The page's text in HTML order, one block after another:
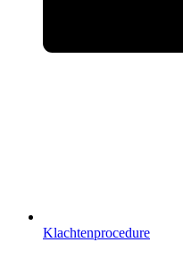
Klachtenprocedure